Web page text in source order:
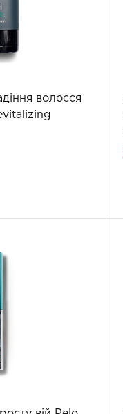
волосся